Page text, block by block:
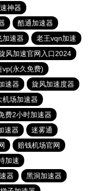
神器
酷通加速器
加速器
老王vqn加速
风加速官网入口2024
vp(永久免费)
速器
旋风加速度器
机场加速器
费2小时加速器
速器
迷雾通
赔钱机场官网
加速
器
黑洞加速器